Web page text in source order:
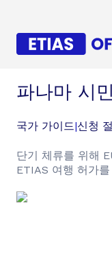
파나마 시
국가 가이드|신청
단기 체류를 위해
ETIAS 여행 허가